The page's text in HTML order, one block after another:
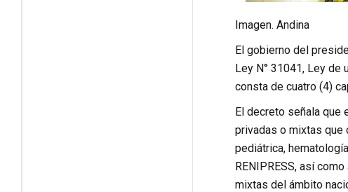
Imagen. Andina
El gobierno del
Ley N° 31041, Ley de
consta de cuatro (4)
El decreto señala que
privadas o mixtas
pediátrica,
RENIPRESS, así
mixtas del ámbito